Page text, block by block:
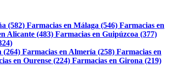
(582) Farmacias en Málaga (546) Farmacias en
Alicante (483) Farmacias en Guipúzcoa (377)
(264) Farmacias en Almería (258) Farmacias en
en Ourense (224) Farmacias en Girona (219)